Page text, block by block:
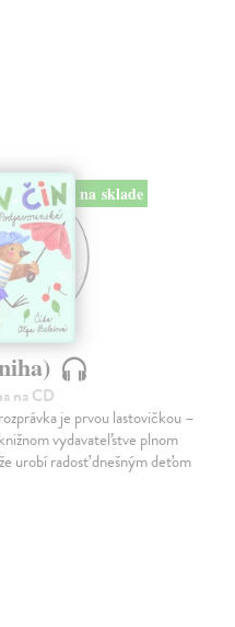
na sklade
na CD
je prvou lastovičkou –
vydavateľstve plnom
urobí radosť dnešným deťom